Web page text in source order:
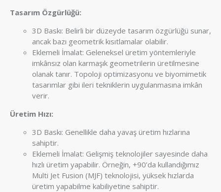
Tasarım Özgürlüğü:
3D Baskı: Belirli bir düzeyde tasarım özgürlüğü sunar,
ancak bazı geometrik kısıtlamalar olabilir.
Eklemeli İmalat: Geleneksel üretim yöntemleriyle
imkânsız olan karmaşık geometrilerin üretilmesine
olanak tanır. Topoloji optimizasyonu ve biyomimetik
tasarımlar gibi ileri tekniklerin uygulanmasına imkân
verir.
Üretim Hızı:
3D Baskı: Genellikle daha yavaş üretim hızlarına
sahiptir.
Eklemeli İmalat: Gelişmiş teknolojiler sayesinde daha
hızlı üretim yapabilir. Örneğin, +90’da kullandığımız
Multi Jet Fusion (MJF) teknolojisi, yüksek hızlarda
üretim yapabilme kabiliyetine sahiptir.